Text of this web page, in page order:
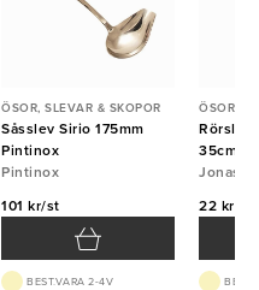
ÖSOR, SLEVAR & SKOPOR
Såsslev Sirio 175mm
Pintinox
Pintinox
101 kr/st
BEST.VARA 2-4V
ÖSOR,
Rörslev
35cm
Jonas
22 kr/st